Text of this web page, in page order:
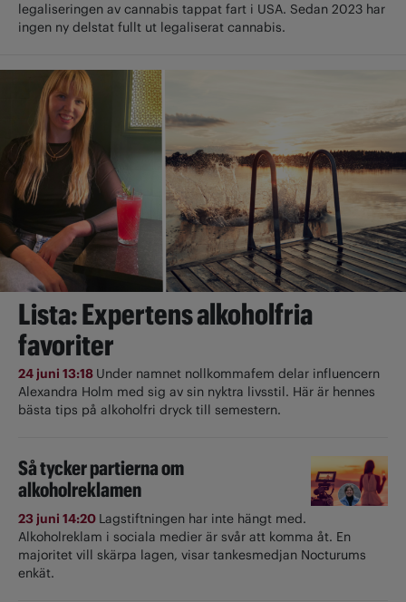
legaliseringen av cannabis tappat fart i USA. Sedan 2023 har
ingen ny delstat fullt ut ­legaliserat cannabis.
Lista: Expertens alkoholfria
favoriter
24 juni 13:18 Under namnet nollkommafem delar influencern
Alexandra Holm med sig av sin nyktra livsstil. Här är hennes
bästa tips på alkoholfri dryck till semestern.
Så tycker partierna om
alkoholreklamen
23 juni 14:20 Lagstiftningen har inte hängt med.
Alkoholreklam i sociala medier är svår att komma åt. En
majoritet vill skärpa lagen, visar tankesmedjan Nocturums
enkät.